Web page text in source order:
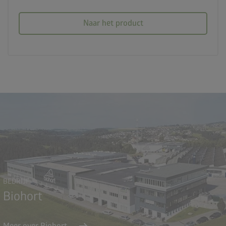
Naar het product
BEDRIJF
Biohort